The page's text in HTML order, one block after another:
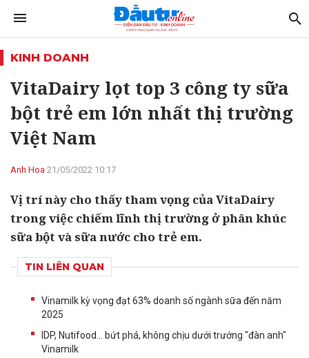
KINH DOANH
VitaDairy lọt top 3 công ty sữa
bột trẻ em lớn nhất thị trường
Việt Nam
Anh Hoa 21/05/2022 10:17
Vị trí này cho thấy tham vọng của VitaDairy
trong việc chiếm lĩnh thị trường ở phân khúc
sữa bột và sữa nước cho trẻ em.
TIN LIÊN QUAN
Vinamilk kỳ vọng đạt 63% doanh số ngành sữa đến năm
2025
IDP, Nutifood... bứt phá, không chịu dưới trướng "đàn anh"
Vinamilk